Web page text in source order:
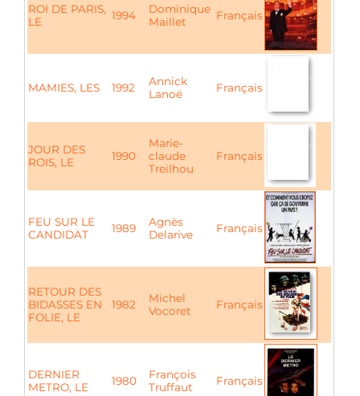
ROI DE PARIS,
LE
1994
Dominique
Maillet
Français
MAMIES, LES 1992
Annick
Lanoë
Français
JOUR DES
ROIS, LE
1990
Marie-
claude
Treilhou
Français
FEU SUR LE
CANDIDAT
1989
Agnès
Delarive
Français
RETOUR DES
BIDASSES EN
FOLIE, LE
1982
Michel
Vocoret
Français
DERNIER
METRO, LE
1980
François
Truffaut
Français